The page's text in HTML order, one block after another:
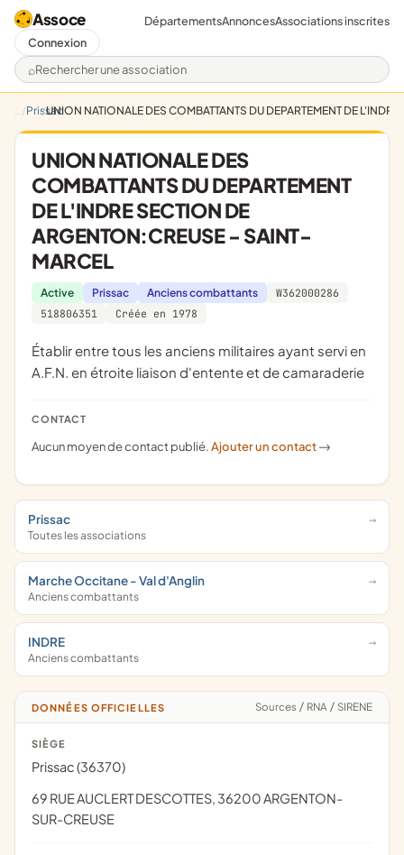
Assoce
Rechercher une association
DépartementsAnnoncesAssociations inscrites
Connexion
PrissacUNION NATIONALE DES COMBATTANTS DU DEPARTEMENT DE
UNION NATIONALE DES
COMBATTANTS DU DEPARTEMENT
DE L'INDRE SECTION DE
ARGENTON:CREUSE - SAINT-
MARCEL
Active Prissac Anciens combattants
W362000286
518806351
Créée en 1978
établir entre tous les anciens militaires ayant servi en
A.F.N. en étroite liaison d'entente et de camaraderie
CONTACT
Aucun moyen de contact publié.Ajouter un contact ->
Prissac
Toutes les associations
Marche Occitane - Val d'Anglin
Anciens combattants
INDRE
Anciens combattants
DONNÉES OFFICIELLES Sources / RNA / SIRENE
SIÈGE
Prissac (36370)
69 RUE AUCLERT DESCOTTES, 36200 ARGENTON-
SUR-CREUSE